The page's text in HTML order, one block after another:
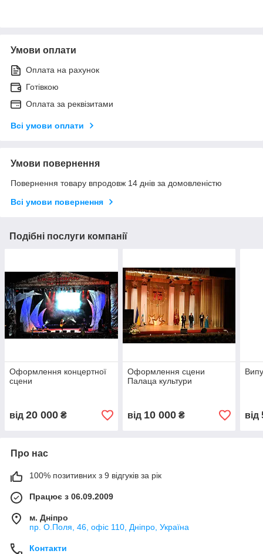
Умови оплати
Оплата на рахунок
Готівкою
Оплата за реквізитами
Всі умови оплати
Умови повернення
Повернення товару впродовж 14 днів за домовленістю
Всі умови повернення
Подібні послуги компанії
Оформлення концертної
сцени
від 20 000 ₴
Оформлення сцени
Палаца культури
від 10 000₴ від
Про нас
100% позитивних з 9 відгуків за рік
Працює з 06.09.2009
м. Дніпро
пр. О.Поля, 46, офіс 110, Дніпро, Україна
Контакти